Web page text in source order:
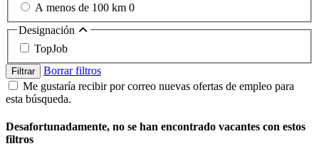
A menos de 100 km 0
Designación
TopJob
Filtrar
Borrar filtros
Me gustaría recibir por correo nuevas ofertas de empleo para
esta búsqueda.
Desafortunadamente, no se han encontrado vacantes con estos
filtros